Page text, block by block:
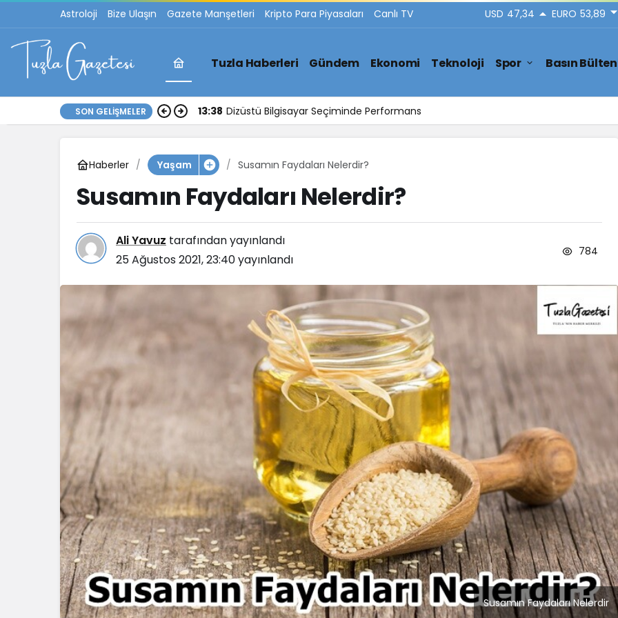
Astroloji Bize Ulaşın Gazete Manşetleri Kripto Para Piyasaları Canlı TV USD 47,34 EURO 53,89
Tuzla Haberleri Gündem Ekonomi Teknoloji Spor Basın
SON GELIŞMELER 13:38 Dizüstü Bilgisayar Seçiminde Performans
Haberler Yaşam Susamın Faydaları Nelerdir?
Susamın Faydaları Nelerdir?
Ali Yavuz tarafından yayınlandı
25 Ağustos 2021, 23:40yayınlandı
784
Susamın Faydaları Nelerdir
Dizüstü Bilgisayar
Seçiminde Performans
Blog
İstanbul Anadolu Yakası
Temizlik Hizmetleri